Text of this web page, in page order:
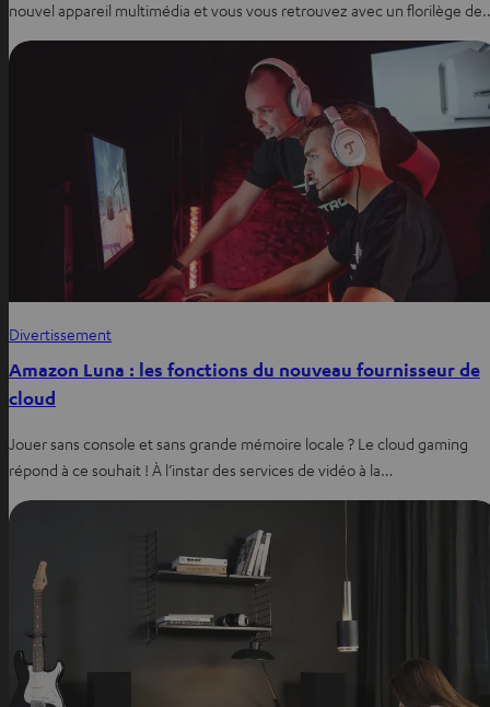
nouvel appareil multimédia et vous vous retrouvez avec un florilège
Divertissement
Amazon Luna : les fonctions du nouveau fournisseur de
cloud
Jouer sans console et sans grande mémoire locale ? Le cloud gaming
répond à ce souhait ! À l’instar des services de vidéo à la…